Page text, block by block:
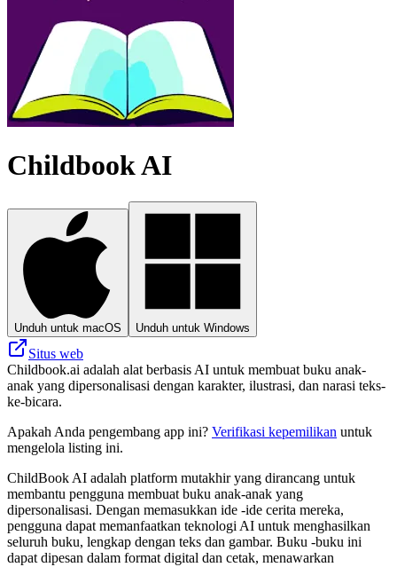
Childbook AI
Unduh untuk macOS Unduh untuk Windows
Situs web
Childbook.ai adalah alat berbasis AI untuk membuat buku anak-
anak yang dipersonalisasi dengan karakter, ilustrasi, dan narasi teks-
ke-bicara.
Apakah Anda pengembang app ini? Verifikasi kepemilikan untuk
mengelola listing ini.
ChildBook AI adalah platform mutakhir yang dirancang untuk
membantu pengguna membuat buku anak-anak yang
dipersonalisasi. Dengan memasukkan ide -ide cerita mereka,
pengguna dapat memanfaatkan teknologi AI untuk menghasilkan
seluruh buku, lengkap dengan teks dan gambar. Buku -buku ini
dapat dipesan dalam format digital dan cetak, menawarkan